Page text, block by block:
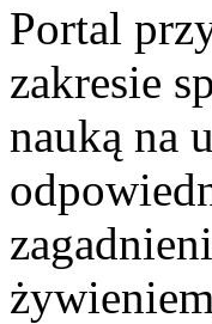
Portal
zakresie
nauką na